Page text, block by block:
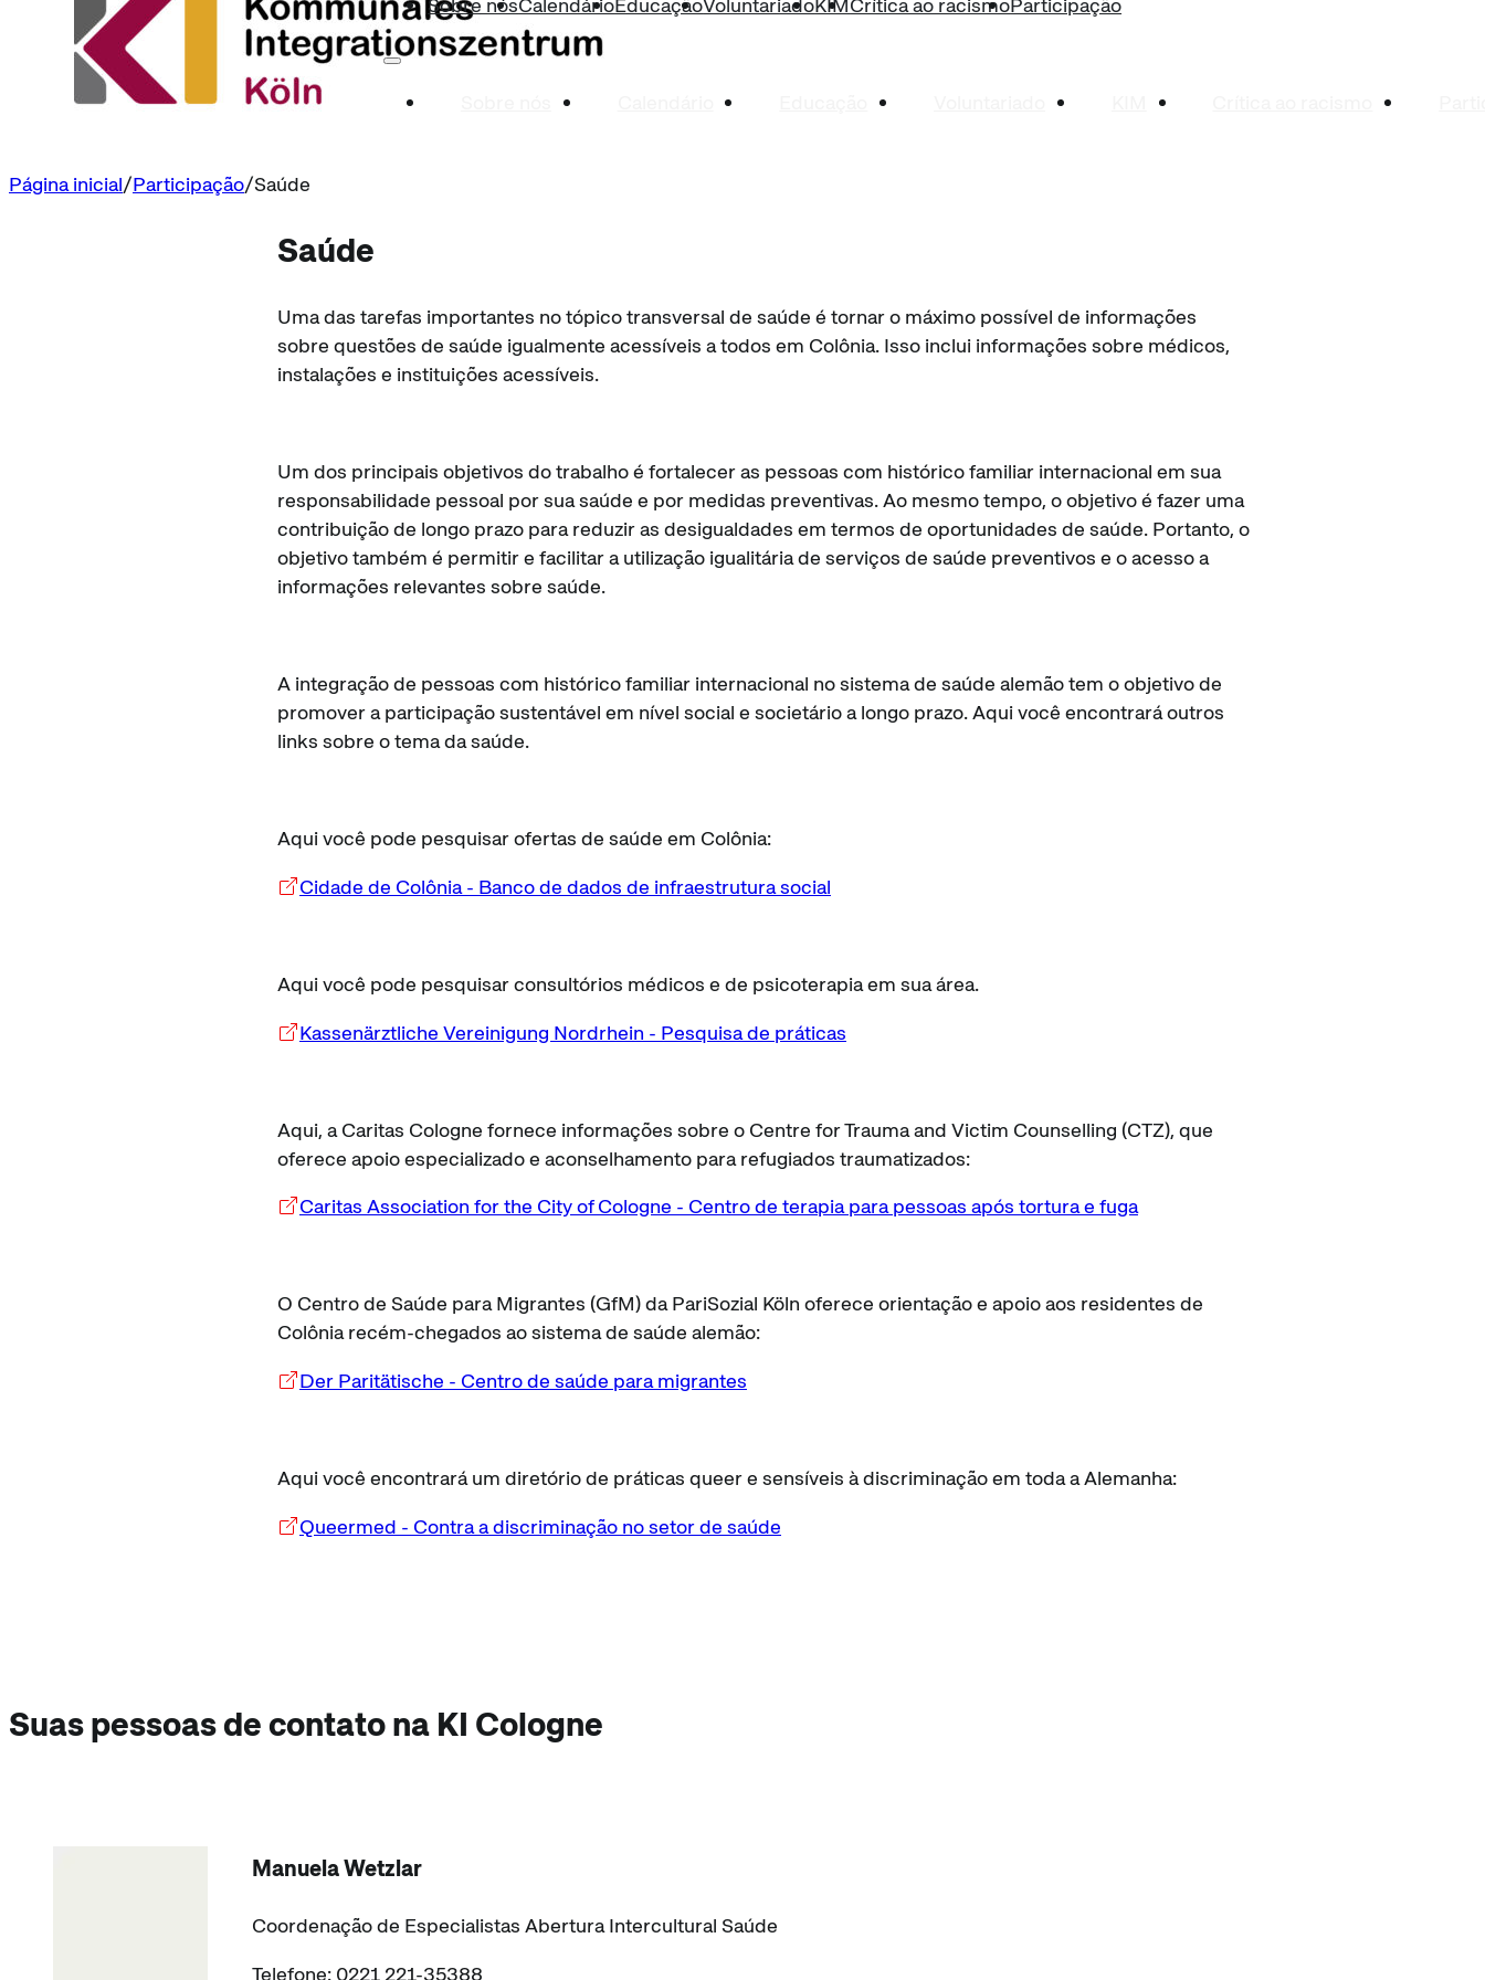
Página inicial Participação Saúde
Saúde
Uma das tarefas importantes no tópico transversal de saúde é tornar o máximo possível de informações
sobre questões de saúde igualmente acessíveis a todos em Colônia. Isso inclui informações sobre médicos,
instalações e instituições acessíveis.
Um dos principais objetivos do trabalho é fortalecer as pessoas com histórico familiar internacional em sua
responsabilidade pessoal por sua saúde e por medidas preventivas. Ao mesmo tempo, o objetivo é fazer uma
contribuição de longo prazo para reduzir as desigualdades em termos de oportunidades de saúde. Portanto, o
objetivo também é permitir e facilitar a utilização igualitária de serviços de saúde preventivos e o acesso a
informações relevantes sobre saúde.
A integração de pessoas com histórico familiar internacional no sistema de saúde alemão tem o objetivo de
promover a participação sustentável em nível social e societário a longo prazo. Aqui você encontrará outros
links sobre o tema da saúde.
Aqui você pode pesquisar ofertas de saúde em Colônia:
Cidade de Colônia - Banco de dados de infraestrutura social
Aqui você pode pesquisar consultórios médicos e de psicoterapia em sua área.
Kassenärztliche Vereinigung Nordrhein - Pesquisa de práticas
Aqui, a Caritas Cologne fornece informações sobre o Centre for Trauma and Victim Counselling (CTZ), que
oferece apoio especializado e aconselhamento para refugiados traumatizados:
Caritas Association for the City of Cologne - Centro de terapia para pessoas após tortura e fuga
O Centro de Saúde para Migrantes (GfM) da PariSozial Köln oferece orientação e apoio aos residentes de
Colônia recém-chegados ao sistema de saúde alemão:
Der Paritätische - Centro de saúde para migrantes
Aqui você encontrará um diretório de práticas queer e sensíveis à discriminação em toda a Alemanha:
Queermed - Contra a discriminação no setor de saúde
Suas pessoas de contato na KI Cologne
Manuela Wetzlar
Coordenação de Especialistas Abertura Intercultural Saúde
Telefone: 0221 221-35388